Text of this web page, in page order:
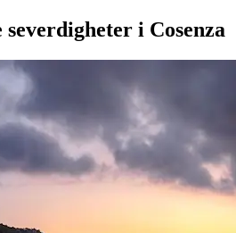
i Cosenza